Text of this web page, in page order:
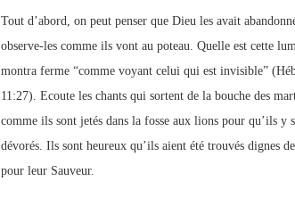
Tout d’abord, on peut penser que Dieu les avait
observe-les comme ils vont au poteau. Quelle est cette
montra ferme “comme voyant celui qui est invisible”
11:27). Ecoute les chants qui sortent de la bouche des
comme ils sont jetés dans la fosse aux lions pour qu’ils y
dévorés. Ils sont heureux qu’ils aient été trouvés dignes
pour leur Sauveur.